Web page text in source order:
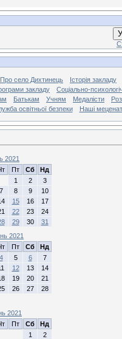
Про село Дихтинець
Історія закладу
закладу
Соціально-
Батькам Учням Медалісти
освітньої безпеки
Наші
2021
Пт Сб
Нд
1
2
3
7 8 9
10
15 16
17
22 23
24
29 30
31
2021
Пт Сб
Нд
4 5 6
7
12 13
14
19 20
21
26 27
28
2021
Пт Сб
Нд
1
2